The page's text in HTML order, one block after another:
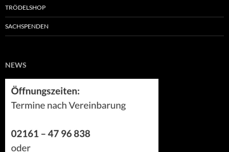
TRÖDELSHOP
SACHSPENDEN
NEWS